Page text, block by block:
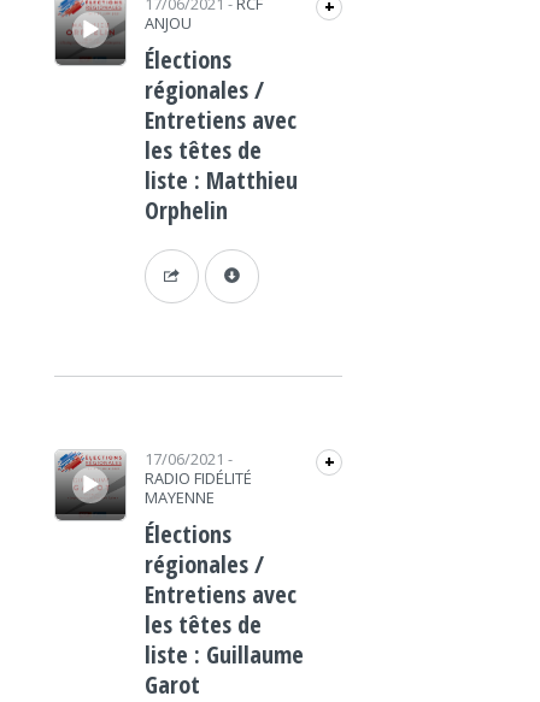
ANJOU
+
Élections
régionales /
Entretiens avec
les têtes de
liste : Matthieu
Orphelin
Lecteur audio 17/06/2021 -
RADIO FIDÉLITÉ
MAYENNE
+
Élections
régionales /
Entretiens avec
les têtes de
liste : Guillaume
Garot